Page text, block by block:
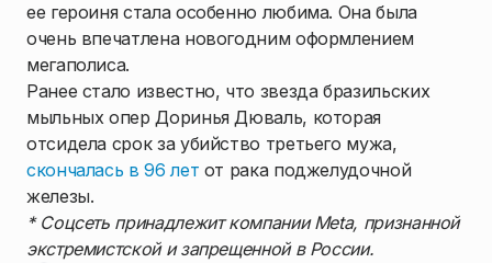
ее героиня стала особенно любима. Она была
очень впечатлена новогодним оформлением
мегаполиса.
Ранее стало известно, что звезда бразильских
мыльных опер Доринья Дюваль, которая
отсидела срок за убийство третьего мужа,
скончалась в 96 лет от рака поджелудочной
железы.
* Соцсеть принадлежит компании Meta, признанной
экстремистской и запрещенной в России.